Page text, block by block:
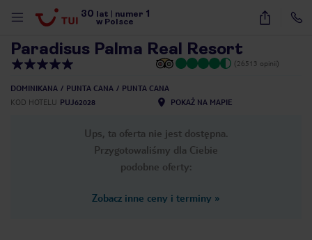
30 lat numer 1
w Polsce
10
Paradisus Palma Real Resort
(26513 opinii)
DOMINIKANA PUNTA CANA
PUNTA CANA
KOD HOTELU PUJ62028 POKAŻ NA MAPIE
Ups, ta oferta nie jest dostępna.
Przygotowaliśmy dla Ciebie
podobne oferty:
Zobacz inne ceny i terminy »